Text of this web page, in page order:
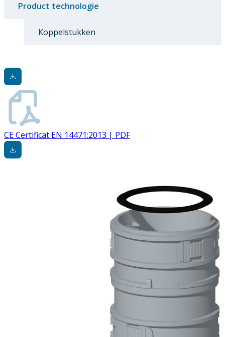
Product technologie
Koppelstukken
CE Certificat EN 14471:2013 | PDF